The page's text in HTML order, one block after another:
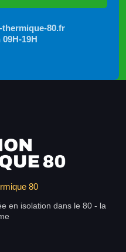
80.fr
09H-19H
80
en isolation dans le 80 - la